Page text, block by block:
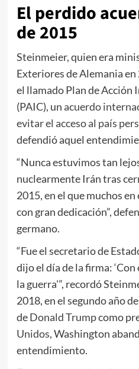
El perdido
de 2015
Steinmeier, quien era
Exteriores de Alemania
el llamado Plan de
(PAIC), un acuerdo
evitar el acceso al país
defendió aquel
“Nunca estuvimos tan
nuclearmente Irán tras
2015, en el que muchos
con gran dedicación”,
germano.
“Fue el secretario de
dijo el día de la firma:
la guerra'”, recordó
2018, en el segundo año
deDonald Trumpcomo
Unidos, Washington
entendimiento.